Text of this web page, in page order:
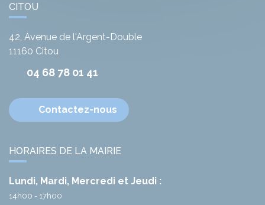
CITOU
42, Avenue de l'Argent-Double
11160 Citou
04 68 78 01 41
Contactez-nous
HORAIRES DE LA MAIRIE
Lundi, Mardi, Mercredi et Jeudi :
14h00 - 17h00